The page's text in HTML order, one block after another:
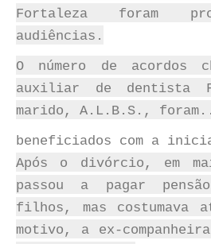
Fortaleza foram
audiências.
O número de acordos
auxiliar de dentista
marido, A.L.B.S.,
beneficiados com a
Após o divórcio, em
passou a pagar
filhos, mas costumava
motivo, a ex-